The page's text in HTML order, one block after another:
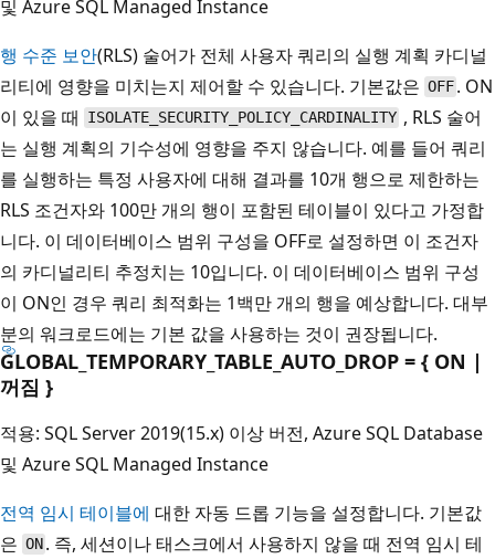
및 Azure SQL Managed Instance
행 수준 보안(RLS) 술어가 전체 사용자 쿼리의 실행 계획 카디널
리티에 영향을 미치는지 제어할 수 있습니다. 기본값은 OFF . ON
이 있을 때
ISOLATE_SECURITY_POLICY_CARDINALITY , RLS 술어
는 실행 계획의 기수성에 영향을 주지 않습니다. 예를 들어 쿼리
를 실행하는 특정 사용자에 대해 결과를 10개 행으로 제한하는
RLS 조건자와 100만 개의 행이 포함된 테이블이 있다고 가정합
니다. 이 데이터베이스 범위 구성을 OFF로 설정하면 이 조건자
의 카디널리티 추정치는 10입니다. 이 데이터베이스 범위 구성
이 ON인 경우 쿼리 최적화는 1백만 개의 행을 예상합니다. 대부
분의 워크로드에는 기본 값을 사용하는 것이 권장됩니다.
GLOBAL_TEMPORARY_TABLE_AUTO_DROP = { ON |
꺼짐 }
적용: SQL Server 2019(15.x) 이상 버전, Azure SQL Database
및 Azure SQL Managed Instance
전역 임시 테이블에 대한 자동 드롭 기능을 설정합니다. 기본값
은 ON . 즉, 세션이나 태스크에서 사용하지 않을 때 전역 임시 테